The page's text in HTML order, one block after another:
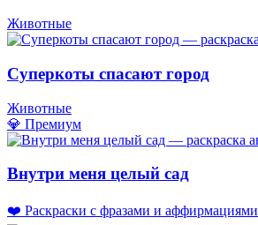
Животные
Суперкоты спасают город
Животные
💎 Премиум
Внутри меня целый сад
❤️ Раскраски с фразами и аффирмациями